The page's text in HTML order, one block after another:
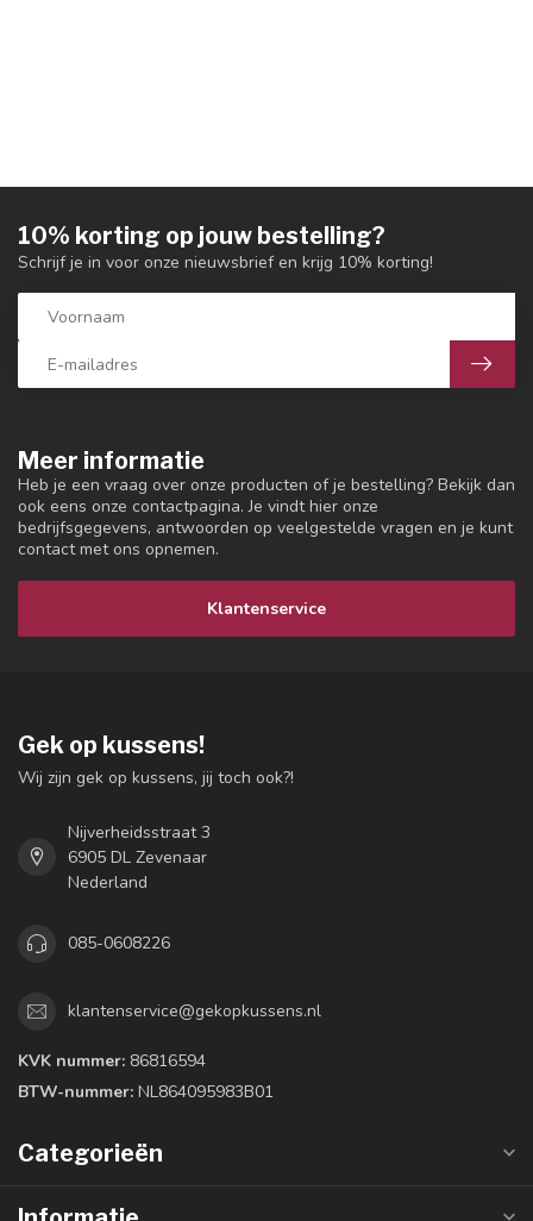
Meer informatie
Heb je een vraag over onze producten of je bestelling? Bekijk dan
ook eens onze contactpagina. Je vindt hier onze
bedrijfsgegevens, antwoorden op veelgestelde vragen en je kunt
contact met ons opnemen.
Klantenservice
10% korting op jouw bestelling?
Schrijf je in voor onze nieuwsbrief en krijg 10% korting!
Gek op kussens!
Wij zijn gek op kussens, jij toch ook?!
Nijverheidsstraat 3
6905 DL Zevenaar
Nederland
085-0608226
klantenservice@gekopkussens.nl
KVK nummer: 86816594
BTW-nummer: NL864095983B01
Categorieën